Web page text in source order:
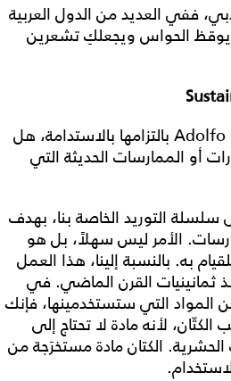
ففي العديد من الدول العربية
يوقظ الحواس ويجعلكِ تشعرين
تشتهر شركة Adolfo Domínguez بالتزامها بالاستدامة، هل
أو الممارسات الحديثة التي
التوريد الخاصة بنا، بهدف
الأمر ليس سهلاً، بل هو
به. بالنسبة إلينا، هذا العمل
ثمانينيات القرن الماضي. في
المواد التي ستستخدمينها، فإنك
لأنه مادة لا تحتاج إلى
الحشرية. الكتان مادة مستخرَجة من